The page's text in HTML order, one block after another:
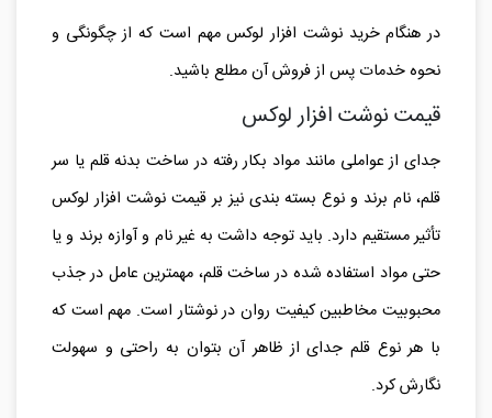
در هنگام خرید نوشت افزار لوکس مهم است که از چگونگی و
نحوه خدمات پس از فروش آن مطلع باشید.
قیمت نوشت افزار لوکس
جدای از عواملی مانند مواد بکار رفته در ساخت بدنه قلم یا سر
قلم، نام برند و نوع بسته بندی نیز بر قیمت نوشت افزار لوکس
تأثیر مستقیم دارد. باید توجه داشت به غیر نام و آوازه برند و یا
حتی مواد استفاده شده در ساخت قلم، مهمترین عامل در جذب
محبوبیت مخاطبین کیفیت روان در نوشتار است. مهم است که
با هر نوع قلم جدای از ظاهر آن بتوان به راحتی و سهولت
نگارش کرد.